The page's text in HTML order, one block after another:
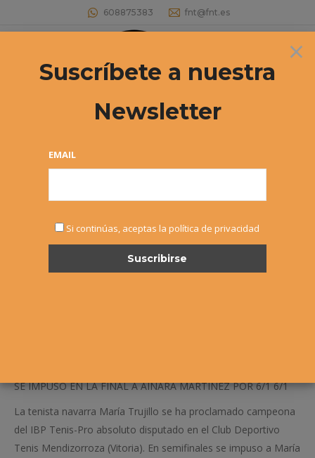
608875383 fnt@fnt.es
Buscar:
SE IMPUSO EN LA FINAL A AINARA MARTÍNEZ POR 6/1 6/1
La tenista navarra María Trujillo se ha proclamado campeona
del IBP Tenis-Pro absoluto disputado en el Club Deportivo
Tenis Mendizorroza (Vitoria). En semifinales se impuso a María
×
Suscríbete a nuestra
Newsletter
EMAIL
Si continúas, aceptas la política de privacidad